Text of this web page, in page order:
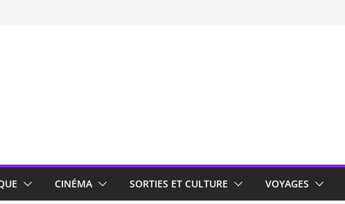
CINÉMA SORTIES ET CULTURE VOYAGES